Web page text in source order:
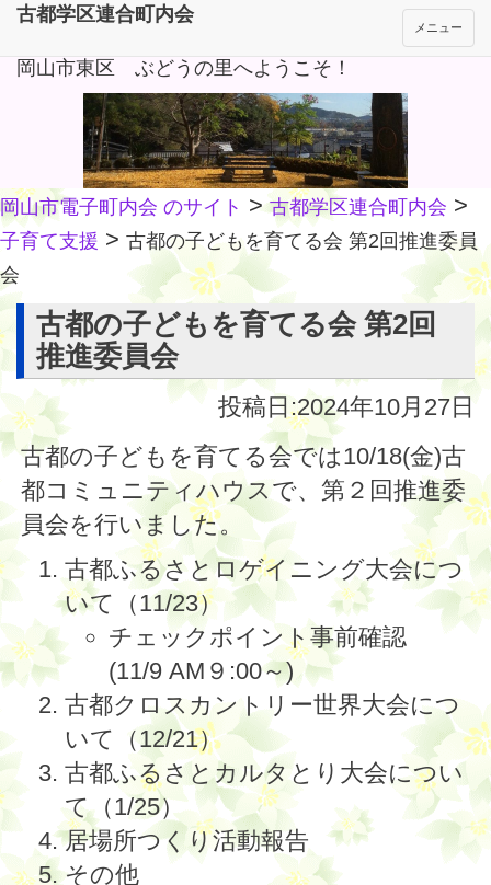
岡山市東区 ぶどうの里へようこそ！
メニュー
古都学区連合町内会
岡山市電子町内会 のサイト >古都学区連合町内会 >
子育て支援 > 古都の子どもを育てる会 第2回推進委員
会
古都の子どもを育てる会 第2回
推進委員会
投稿日:2024年10月27日
古都の子どもを育てる会では10/18(金)古
都コミュニティハウスで、第２回推進委
員会を行いました。
古都ふるさとロゲイニング大会につ
いて（11/23）
チェックポイント事前確認
(11/9 AM９:00～)
古都クロスカントリー世界大会につ
いて（12/21）
古都ふるさとカルタとり大会につい
て（1/25）
居場所つくり活動報告
その他